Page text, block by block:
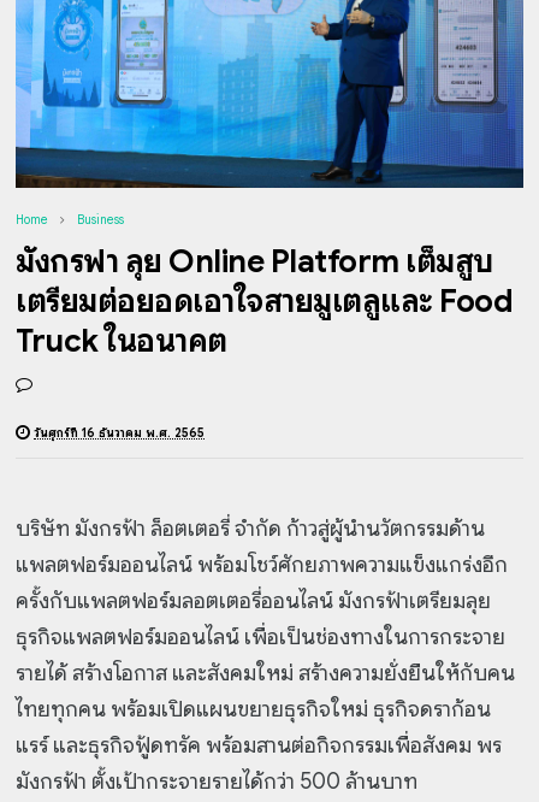
Home Business
มังกรฟ้า ลุย Online Platform เต็มสูบ
เตรียมต่อยอดเอาใจสายมูเตลูและ Food
Truck ในอนาคต
วันศุกร์ที่ 16 ธันวาคม พ.ศ. 2565
บริษัท มังกรฟ้า ล็อตเตอรี่ จำกัด ก้าวสู่ผู้นำนวัตกรรมด้าน
แพลตฟอร์มออนไลน์ พร้อมโชว์ศักยภาพความแข็งแกร่งอีก
ครั้งกับแพลตฟอร์มลอตเตอรี่ออนไลน์ มังกรฟ้าเตรียมลุย
ธุรกิจแพลตฟอร์มออนไลน์ เพื่อเป็นช่องทางในการกระจาย
รายได้ สร้างโอกาส และสังคมใหม่ สร้างความยั่งยืนให้กับคน
ไทยทุกคน พร้อมเปิดแผนขยายธุรกิจใหม่ ธุรกิจดราก้อน
แรร์ และธุรกิจฟู้ดทรัค พร้อมสานต่อกิจกรรมเพื่อสังคม พร
มังกรฟ้า ตั้งเป้ากระจายรายได้กว่า 500 ล้านบาท